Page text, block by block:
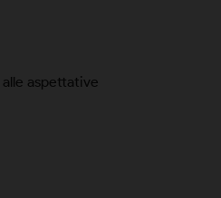
aspettative